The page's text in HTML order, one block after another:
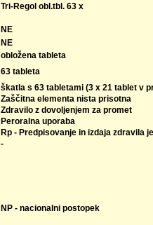
Tri-Regol obl.tbl. 63 x
NE
NE
obložena tableta
63 tableta
škatla s 63 tabletami (3 x 21 tablet v
Zaščitna elementa nista prisotna
Zdravilo z dovoljenjem za promet
Peroralna uporaba
Rp - Predpisovanje in izdaja zdravila
-
NP - nacionalni postopek